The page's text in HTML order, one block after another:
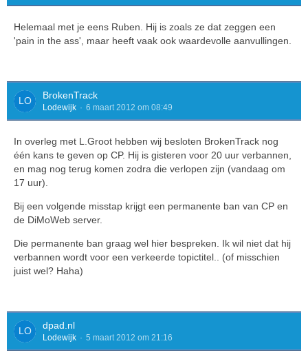
Helemaal met je eens Ruben. Hij is zoals ze dat zeggen een
'pain in the ass', maar heeft vaak ook waardevolle aanvullingen.
BrokenTrack
Lodewijk 6 maart 2012 om 08:49
In overleg met L.Groot hebben wij besloten BrokenTrack nog
één kans te geven op CP. Hij is gisteren voor 20 uur verbannen,
en mag nog terug komen zodra die verlopen zijn (vandaag om
17 uur).
Bij een volgende misstap krijgt een permanente ban van CP en
de DiMoWeb server.
Die permanente ban graag wel hier bespreken. Ik wil niet dat hij
verbannen wordt voor een verkeerde topictitel.. (of misschien
juist wel? Haha)
dpad.nl
Lodewijk 5 maart 2012 om 21:16